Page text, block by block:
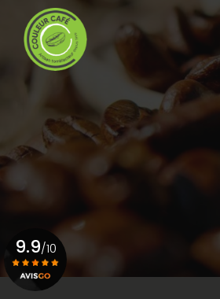
contenu
principal
Navigation
9.9/10